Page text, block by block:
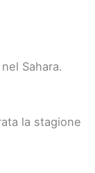
Sahara.
la stagione